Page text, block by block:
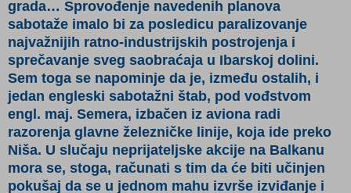
grada… Sprovođenje navedenih planova
sabotaže imalo bi za posledicu paralizovanje
najvažnijih ratno-industrijskih postrojenja i
sprečavanje sveg saobraćaja u Ibarskoj dolini.
Sem toga se napominje da je, između ostalih, i
jedan engleski sabotažni štab, pod vođstvom
engl. maj. Semera, izbačen iz aviona radi
razorenja glavne železničke linije, koja ide preko
Niša. U slučaju neprijateljske akcije na Balkanu
mora se, stoga, računati s tim da će biti učinjen
pokušaj da se u jednom mahu izvrše izviđanje i